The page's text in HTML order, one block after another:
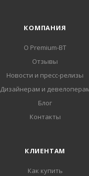
КОМПАНИЯ
О Premium-BT
Отзывы
Новости и пресс-релизы
Дизайнерам и
Блог
Контакты
КЛИЕНТАМ
Как купить